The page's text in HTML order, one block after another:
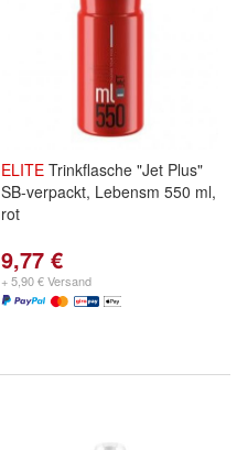
ELITE Trinkflasche "Jet Plus"
SB-verpackt, Lebensm 550 ml,
rot
9,77 €
+ 5,90 € Versand